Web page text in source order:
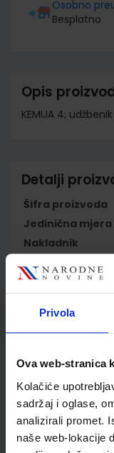
Privola
Ova web-stranica
Kolačiće
sadržaj i oglase,
analizirali promet.
naše web-lokacije
Osobno
Besplatno
Opis
KEMIJA 4;
Detalji
Šifra proizvoda
Jedinična mjera
Nakladnik
Školski razred
Vrsta školske
Nastavni
Reg br min